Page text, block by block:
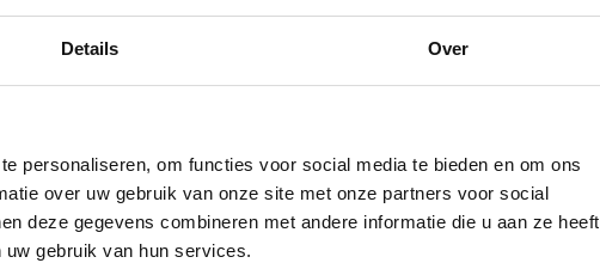
Details Over
personaliseren, om functies voor social media te bieden en om ons
over uw gebruik van onze site met onze partners voor social
deze gegevens combineren met andere informatie die u aan ze heeft
gebruik van hun services.